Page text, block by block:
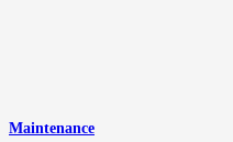
Maintenance